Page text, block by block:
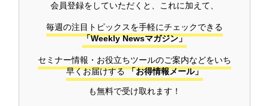
会員登録をしていただくと、これに加えて、
毎週の注目トピックスを手軽にチェックできる
「Weekly Newsマガジン」
セミナー情報・お役立ちツールのご案内などをいち
早くお届けする「お得情報メール」
も無料で受け取れます！